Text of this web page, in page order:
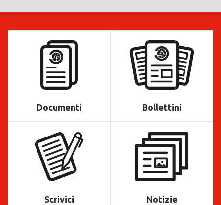
Documenti Bollettini
Scrivici Notizie